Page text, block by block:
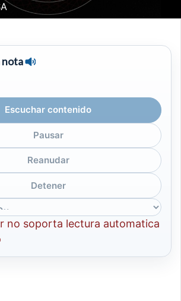
nota
Escuchar contenido
Pausar
Reanudar
Detener
no soporta lectura automatica